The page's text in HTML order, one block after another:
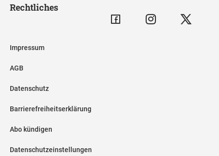
Rechtliches
Impressum
AGB
Datenschutz
Barrierefreiheitserklärung
Abo kündigen
Datenschutzeinstellungen